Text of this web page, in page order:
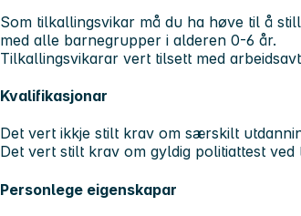
Som tilkallingsvikar må du ha høve til å
med alle barnegrupper i alderen 0-6 år.
Tilkallingsvikarar vert tilsett med
Kvalifikasjonar
Det vert ikkje stilt krav om særskilt
Det vert stilt krav om gyldig politiattest ved
Personlege eigenskapar